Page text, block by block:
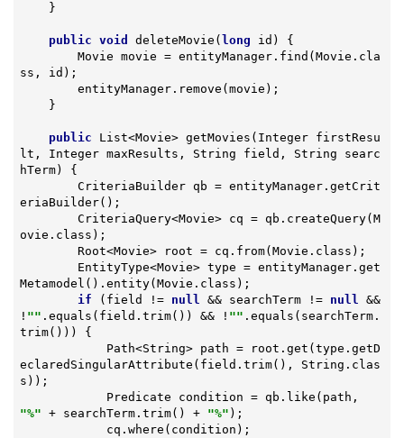
public void deleteMovie (long id)
{
ss, id);
public List<Movie> getMovies (Integer firstResu
lt, Integer maxResults, String field, String searc
hTerm)
{
eriaBuilder();
ovie.class);
Metamodel().entity(Movie.class);
if (field != null && searchTerm != null
&&
! "" .equals(field.trim()) && ! "" .equals(searchTerm.
trim())) {
eclaredSingularAttribute(field.trim(), String.clas
s));
"%" + searchTerm.trim() + "%" );